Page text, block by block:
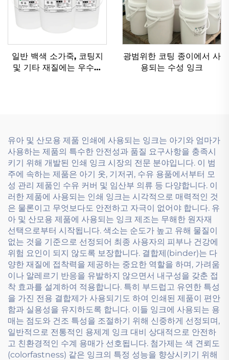
일반 백색 소가죽, 코팅지
및 기타 재질에는 우수한
광범위한 코팅 종이에서 사
용되는 수성 잉크
유아 및 산모용 제품 인쇄에 사용되는 잉크는 아기와 엄마가
사용하는 제품의 특수한 안전성과 품질 요구사항을 충족시
키기 위해 개발된 인쇄 잉크 시장의 전문 분야입니다. 이 범
주에 속하는 제품은 아기 옷, 기저귀, 수유 용품에서부터 모
성 관리 제품인 수유 커버 및 임산부 의류 등 다양합니다. 이
러한 제품에 사용되는 인쇄 잉크는 시각적으로 매력적인 것
은 물론이고 무엇보다도 안전하고 자극이 없어야 합니다. 유
아 및 산모용 제품에 사용되는 잉크 제조는 무해한 원자재
선택으로부터 시작됩니다. 색소는 순도가 높고 유해 물질이
없는 것을 기준으로 선정되어 최종 사용자의 피부나 건강에
위험 요인이 되지 않도록 보장합니다. 결합제(binder)는 다
양한 재질에 접착력을 제공하는 중요한 역할을 하며, 가려움
이나 알레르기 반응을 유발하지 않으면서 내구성을 갖춘 접
착 효과를 설계하여 적용합니다. 특히 부드럽고 유연한 특성
을 가진 전용 결합제가 사용되기도 하여 인쇄된 제품이 편안
함과 실용성을 유지하도록 합니다. 이들 잉크에 사용되는 용
매는 점도와 건조 특성을 조절하기 위해 신중하게 선정되며,
일반적으로 전통적인 용제계 잉크 대비 상대적으로 안전하
고 친환경적인 수계 용매가 선호됩니다. 첨가제는 색 견뢰도
(colorfastness) 같은 잉크의 특정 성능을 향상시키기 위해